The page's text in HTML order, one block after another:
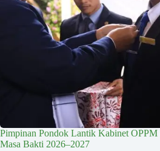
Pimpinan Pondok Lantik Kabinet
Masa Bakti 2026–2027